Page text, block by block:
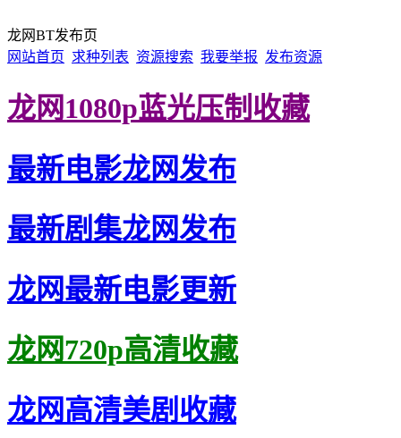
龙网BT发布页
网站首页 求种列表 资源搜索 我要举报 发布资源
龙网1080p蓝光压制收藏
最新电影龙网发布
最新剧集龙网发布
龙网最新电影更新
龙网720p高清收藏
龙网高清美剧收藏